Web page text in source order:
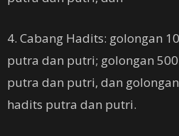
4. Cabang Hadits: golongan
putra dan putri; golongan
putra dan putri, dan
hadits putra dan putri.